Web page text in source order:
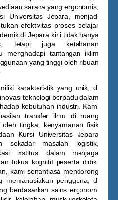
sarana yang ergonomis,
Universitas Jepara , menjadi
efektivitas proses belajar
di Jepara kini tidak hanya
tetapi juga ketahanan
menghadapi tantangan iklim
yang tinggi oleh ribuan
karakteristik yang unik, di
teknologi berpadu dalam
kebutuhan industri. Kami
transfer ilmu di ruang
tingkat kenyamanan fisik
Kursi Universitas Jepara
sekadar masalah logistik,
institusi dalam menjaga
fokus kognitif peserta didik.
kami senantiasa mendorong
memanusiakan pengguna, di
berdasarkan sains ergonomi